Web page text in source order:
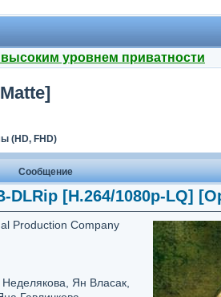
уровнем приватности
(HD, FHD)
Сообщение
DLRip [H.264/1080p-LQ]
Production Company
Ян Власак,